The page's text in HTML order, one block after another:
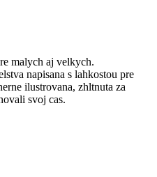
malych aj velkych.
napisana s lahkostou pre
ilustrovana, zhltnuta za
svoj cas.